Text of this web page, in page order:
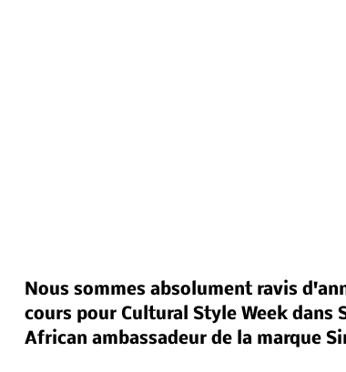
Nous sommes absolument ravis
cours pour Cultural Style Week dans
African ambassadeur de la marque